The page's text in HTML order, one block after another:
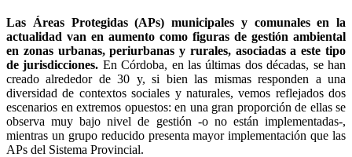
Las Áreas Protegidas (APs) municipales y comunales en la
actualidad van en aumento como figuras de gestión ambiental
en zonas urbanas, periurbanas y rurales, asociadas a este tipo
de jurisdicciones. En Córdoba, en las últimas dos décadas, se han
creado alrededor de 30 y, si bien las mismas responden a una
diversidad de contextos sociales y naturales, vemos reflejados dos
escenarios en extremos opuestos: en una gran proporción de ellas se
observa muy bajo nivel de gestión -o no están implementadas-,
mientras un grupo reducido presenta mayor implementación que las
APs del Sistema Provincial.